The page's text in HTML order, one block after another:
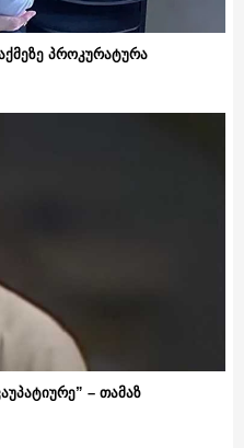
პროკურატურა
– თამაზ